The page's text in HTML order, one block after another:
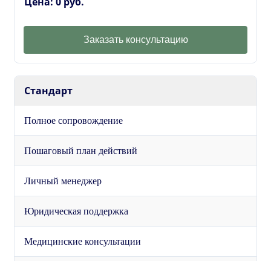
Заказать консультацию
Стандарт
Полное сопровождение
Пошаговый план действий
Личный менеджер
Юридическая поддержка
Медицинские консультации